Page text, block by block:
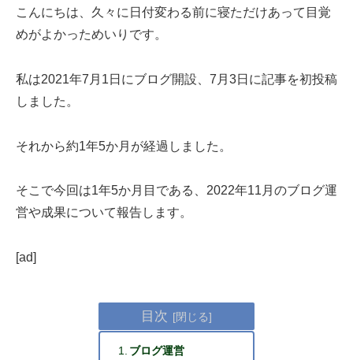
こんにちは、久々に日付変わる前に寝ただけあって目覚
めがよかっためいりです。
私は2021年7月1日にブログ開設、7月3日に記事を初投稿
しました。
それから約1年5か月が経過しました。
そこで今回は1年5か月目である、2022年11月のブログ運
営や成果について報告します。
[ad]
目次
ブログ運営